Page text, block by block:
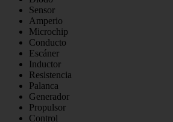
Sensor
Amperio
Microchip
Conducto
Escáner
Inductor
Resistencia
Palanca
Generador
Propulsor
Control